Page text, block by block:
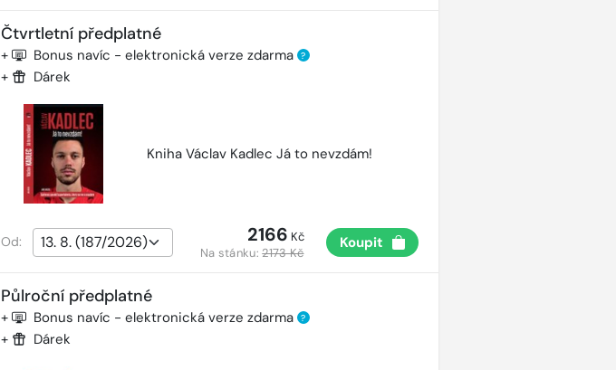
Čtvrtletní předplatné
+ Bonus navíc - elektronická verze zdarma ?
+ Dárek
Kniha Václav Kadlec Já to nevzdám!
Od: 2166 Kč
Na stánku:2173 Kč
Koupit
Půlroční předplatné
+ Bonus navíc - elektronická verze zdarma ?
+ Dárek